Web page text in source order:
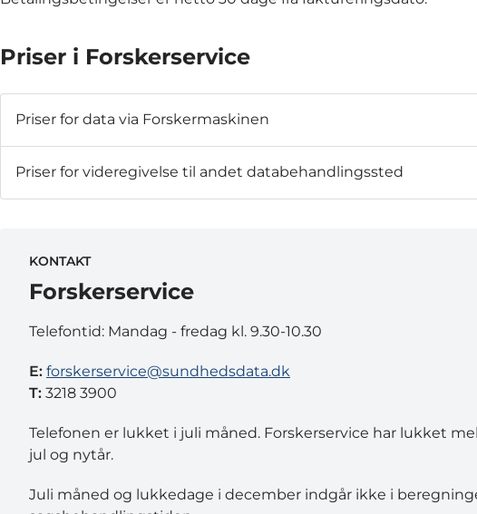
Priser i Forskerservice
Priser for data via Forskermaskinen
Priser for videregivelse til andet databehandlingssted
KONTAKT
Forskerservice
Telefontid: Mandag - fredag kl. 9.30-10.30
E: forskerservice@sundhedsdata.dk
T: 3218 3900
Telefonen er lukket i juli måned. Forskerservice har lukket
jul og nytår.
Juli måned og lukkedage i december indgår ikke i